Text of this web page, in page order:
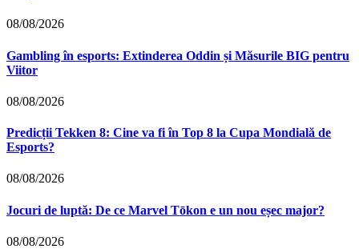
08/08/2026
Gambling în esports: Extinderea Oddin și Măsurile BIG pentru
Viitor
08/08/2026
Predicții Tekken 8: Cine va fi în Top 8 la Cupa Mondială de
Esports?
08/08/2026
Jocuri de luptă: De ce Marvel Tōkon e un nou eșec major?
08/08/2026